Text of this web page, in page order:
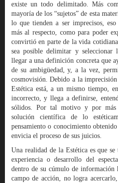
existe un todo delimitado. Más
mayoría de los “sujetos” de esta
lo que tienden a ser imprecisos, eso
más al respecto, como para poder
convirtió en parte de la vida
sea posible delimitar y seleccionar
llegar a una definición concreta que
de su ambigüedad, y, a la vez,
cosmovisión. Debido a la
Estética está, a un mismo tiempo,
incorrecto, y llega a definirse,
sólidos. Por tal motivo y por más
solución científica de lo
pensamiento o conocimiento
envicia el proceso de sus juicios.
Una realidad de la Estética es que
experiencia o desarrollo del
dentro de su cúmulo de información
campo de acción, no logra